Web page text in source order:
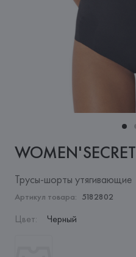
WOMEN'SECRET
Трусы-шорты утягивающие
Артикул товара: 5182802
Цвет: Черный